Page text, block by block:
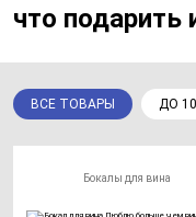
что подарить
ВСЕ ТОВАРЫ ДО
Бокалы для вина